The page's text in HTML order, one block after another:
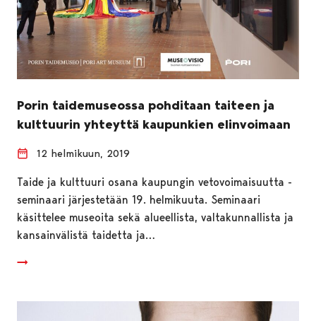
Porin taidemuseossa pohditaan taiteen ja
kulttuurin yhteyttä kaupunkien elinvoimaan
12 helmikuun, 2019
Taide ja kulttuuri osana kaupungin vetovoimaisuutta -
seminaari järjestetään 19. helmikuuta. Seminaari
käsittelee museoita sekä alueellista, valtakunnallista ja
kansainvälistä taidetta ja…